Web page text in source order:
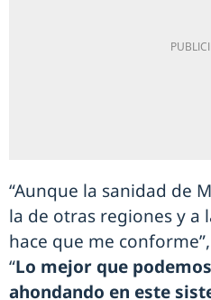
“Aunque la sanidad de
la de otras regiones y a
hace que me
“Lo mejor que
ahondando en este